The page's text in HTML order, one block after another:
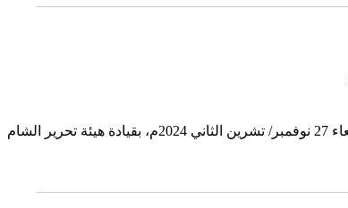
جورج صبرة الرئيس السابق للمجلس الوطني السوري ـ قيادي في حزب الشعب الديمقراطي السوري عندما انطلقت عملية " ردع العدوان " يوم الأربعاء 27 نوفمبر/ تشرين الثاني 2024م، بقيادة هيئة تحرير الشام